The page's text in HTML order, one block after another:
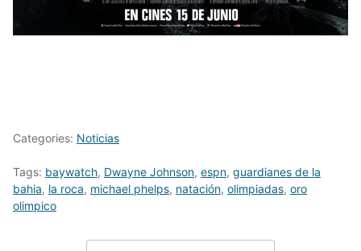
Categories: Noticias
Tags: baywatch, Dwayne Johnson, espn, guardianes de la
bahia, la roca, michael phelps, natación, olimpiadas, oro
olimpico